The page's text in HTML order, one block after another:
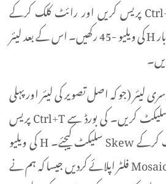
اب دوبارہ کی بورڈ سے Ctrl+T پریس کریں اور رائٹ کلک کرکے
skew منتخب کریں۔ اس بار H کی ویلیو -45 رکھیں۔ اس کے بعد لیئر
لیئر (جو کہ اصل تصویر کی لیئر اور پہلی
لیئر کے درمیان ہوگی) کو سلیکٹ کریں۔ کی بورڈ سے Ctrl+T پریس
کریں اور لیئر پر رائٹ کلک کرکے Skew سلیکٹ کیجئے۔ H کی ویلیو
-45 رکھیں اور اس پر بھی Mosaic فلٹر اپلائے کردیں جیسا کہ ہم نے